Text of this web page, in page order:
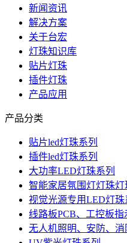
新闻资讯
解决方案
关于台宏
灯珠知识库
贴片灯珠
插件灯珠
产品应用
产品分类
贴片led灯珠系列
插件led灯珠系列
大功率LED灯珠系列
智能家居氛围灯灯珠灯
视觉光源专用LED灯珠
线路板PCB、工控板指
无人机照明、安防、